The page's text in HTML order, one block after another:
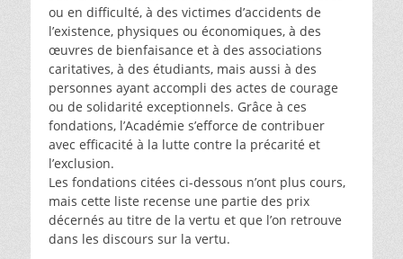
ou en difficulté, à des victimes d’accidents de
l’existence, physiques ou économiques, à des
œuvres de bienfaisance et à des associations
caritatives, à des étudiants, mais aussi à des
personnes ayant accompli des actes de courage
ou de solidarité exceptionnels. Grâce à ces
fondations, l’Académie s’efforce de contribuer
avec efficacité à la lutte contre la précarité et
l’exclusion.
Les fondations citées ci-dessous n’ont plus cours,
mais cette liste recense une partie des prix
décernés au titre de la vertu et que l’on retrouve
dans les discours sur la vertu.